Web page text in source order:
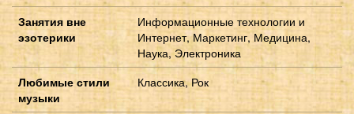
Занятия вне
эзотерики
Информационные технологии и
Интернет, Маркетинг, Медицина,
Наука, Электроника
Любимые стили
музыки
Классика, Рок